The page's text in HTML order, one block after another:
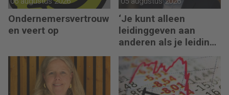
Ondernemersvertrouw
en veert op
‘Je kunt alleen
leidinggeven aan
anderen als je leiding
kunt geven aan jezelf’